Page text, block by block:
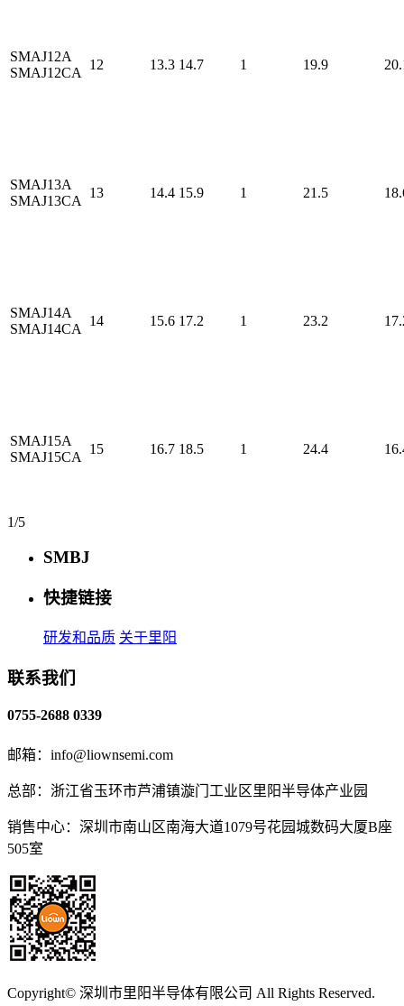
SMAJ12A
SMAJ12CA
12 13.3 14.7 1 19.9
SMAJ13A
SMAJ13CA
13 14.4 15.9 1 21.5
SMAJ14A
SMAJ14CA
14 15.6 17.2 1 23.2
SMAJ15A
SMAJ15CA
15 16.7 18.5 1 24.4
1/5
SMBJ
快捷链接
研发和品质 关于里阳
联系我们
0755-2688 0339
邮箱：info@liownsemi.com
总部：浙江省玉环市芦浦镇漩门工业区里阳半导体产业园
销售中心：深圳市南山区南海大道1079号花园城数码大厦B座
505室
Copyright© 深圳市里阳半导体有限公司 All Rights Reserved.